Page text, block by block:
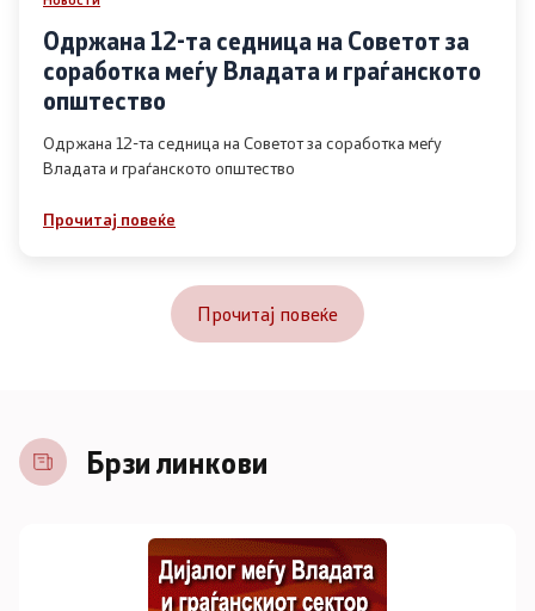
Одржана 12-та седница на Советот за
соработка меѓу Владата и граѓанското
општество
Одржана 12-та седница на Советот за соработка меѓу
Владата и граѓанското општество
Прочитај повеќе
Прочитај повеќе
Брзи линкови